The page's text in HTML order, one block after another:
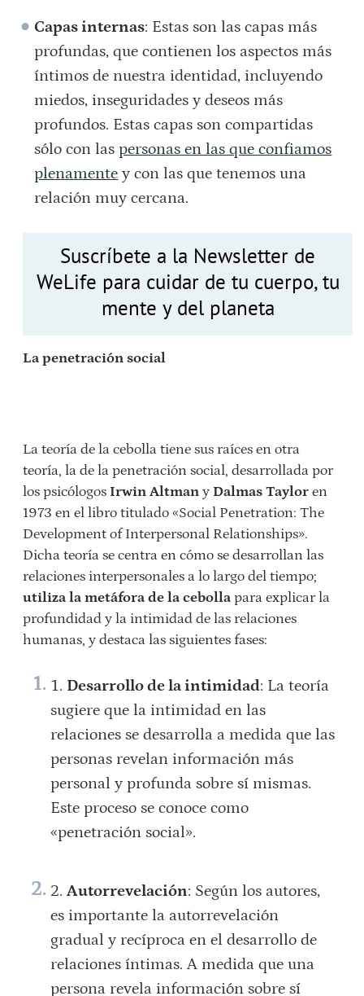
Capas internas: Estas son las capas más
profundas, que contienen los aspectos más
íntimos de nuestra identidad, incluyendo
miedos, inseguridades y deseos más
profundos. Estas capas son compartidas
sólo con las personas en las que confiamos
plenamente y con las que tenemos una
relación muy cercana.
Suscríbete a la Newsletter de
WeLife para cuidar de tu cuerpo, tu
mente y del planeta
La penetración social
La teoría de la cebolla tiene sus raíces en otra
teoría, la de la penetración social, desarrollada por
los psicólogos Irwin Altman y Dalmas Taylor en
1973 en el libro titulado «Social Penetration: The
Development of Interpersonal Relationships».
Dicha teoría se centra en cómo se desarrollan las
relaciones interpersonales a lo largo del tiempo;
utiliza la metáfora de la cebolla para explicar la
profundidad y la intimidad de las relaciones
humanas, y destaca las siguientes fases:
Desarrollo de la intimidad: La teoría
sugiere que la intimidad en las
relaciones se desarrolla a medida que las
personas revelan información más
personal y profunda sobre sí mismas.
Este proceso se conoce como
«penetración social».
Autorrevelación: Según los autores,
es importante la autorrevelación
gradual y recíproca en el desarrollo de
relaciones íntimas. A medida que una
persona revela información sobre sí